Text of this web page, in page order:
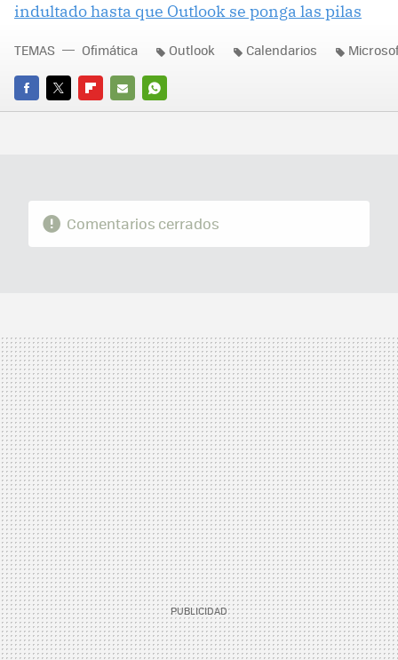
indultado hasta que Outlook se ponga las pilas
FACEBOOK
TWITTERFLIPBOARD
E-
WHATSAPP
TEMAS Ofimática Outlook Calendarios
Comentarios cerrados